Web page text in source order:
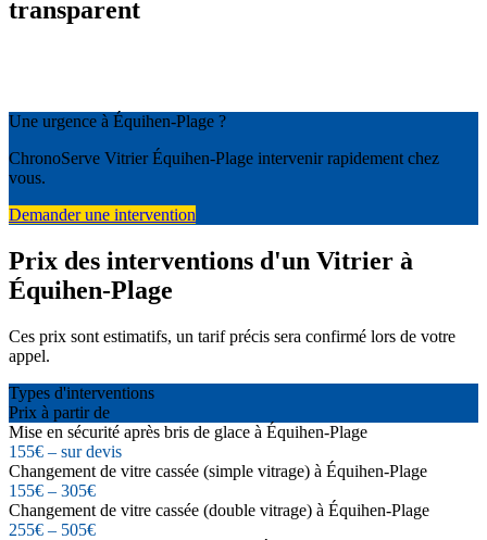
transparent
Une urgence à Équihen-Plage ?
ChronoServe Vitrier Équihen-Plage intervenir rapidement chez
vous.
Demander une intervention
Prix des interventions d'un Vitrier à
Équihen-Plage
Ces prix sont estimatifs, un tarif précis sera confirmé lors de votre
appel.
Types d'interventions
Prix à partir de
Mise en sécurité après bris de glace à Équihen-Plage
155€ – sur devis
Changement de vitre cassée (simple vitrage) à Équihen-Plage
155€ – 305€
Changement de vitre cassée (double vitrage) à Équihen-Plage
255€ – 505€